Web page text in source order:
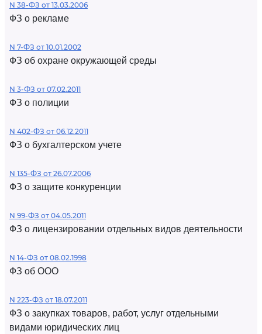
N 38-ФЗ от 13.03.2006
ФЗ о рекламе
N 7-ФЗ от 10.01.2002
ФЗ об охране окружающей среды
N 3-ФЗ от 07.02.2011
ФЗ о полиции
N 402-ФЗ от 06.12.2011
ФЗ о бухгалтерском учете
N 135-ФЗ от 26.07.2006
ФЗ о защите конкуренции
N 99-ФЗ от 04.05.2011
ФЗ о лицензировании отдельных видов деятельности
N 14-ФЗ от 08.02.1998
ФЗ об ООО
N 223-ФЗ от 18.07.2011
ФЗ о закупках товаров, работ, услуг отдельными
видами юридических лиц